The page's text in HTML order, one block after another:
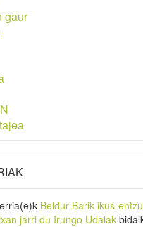
gaur
(e)k Beldur Barik ikus-
jarri du Irungo Udalak